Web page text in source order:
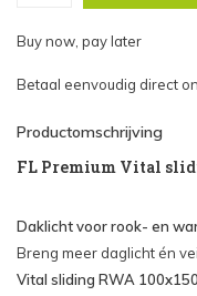
Buy now, pay later
Betaal eenvoudig direct
Productomschrijving
FL Premium Vital
Daklicht voor rook- en
Breng meer daglicht én
Vital sliding RWA